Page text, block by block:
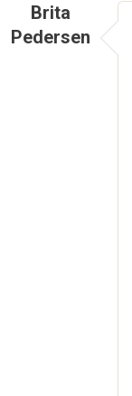
Brita
Pedersen